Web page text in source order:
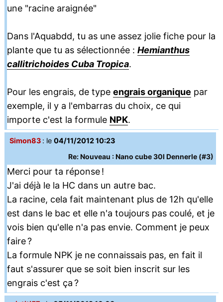
une "racine araignée"
Dans l'Aquabdd, tu as une assez jolie fiche pour la
plante que tu as sélectionnée : Hemianthus
callitrichoides Cuba Tropica.
Pour les engrais, de type engrais organique par
exemple, il y a l'embarras du choix, ce qui
importe c'est la formule NPK.
Simon83: le 04/11/2012 10:23
Re: Nouveau : Nano cube 30l Dennerle (#3)
Merci pour ta réponse !
J'ai déjà le la HC dans un autre bac.
La racine, cela fait maintenant plus de 12h qu'elle
est dans le bac et elle n'a toujours pas coulé, et je
vois bien qu'elle n'a pas envie. Comment je peux
faire ?
La formule NPK je ne connaissais pas, en fait il
faut s'assurer que se soit bien inscrit sur les
engrais c'est ça ?